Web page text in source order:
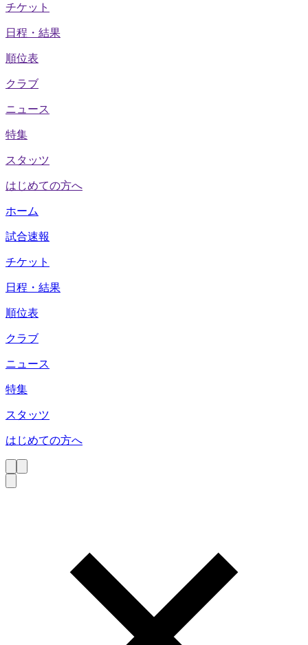
チケット
日程・結果
順位表
クラブ
ニュース
特集
スタッツ
はじめての方へ
ホーム
試合速報
チケット
日程・結果
順位表
クラブ
ニュース
特集
スタッツ
はじめての方へ